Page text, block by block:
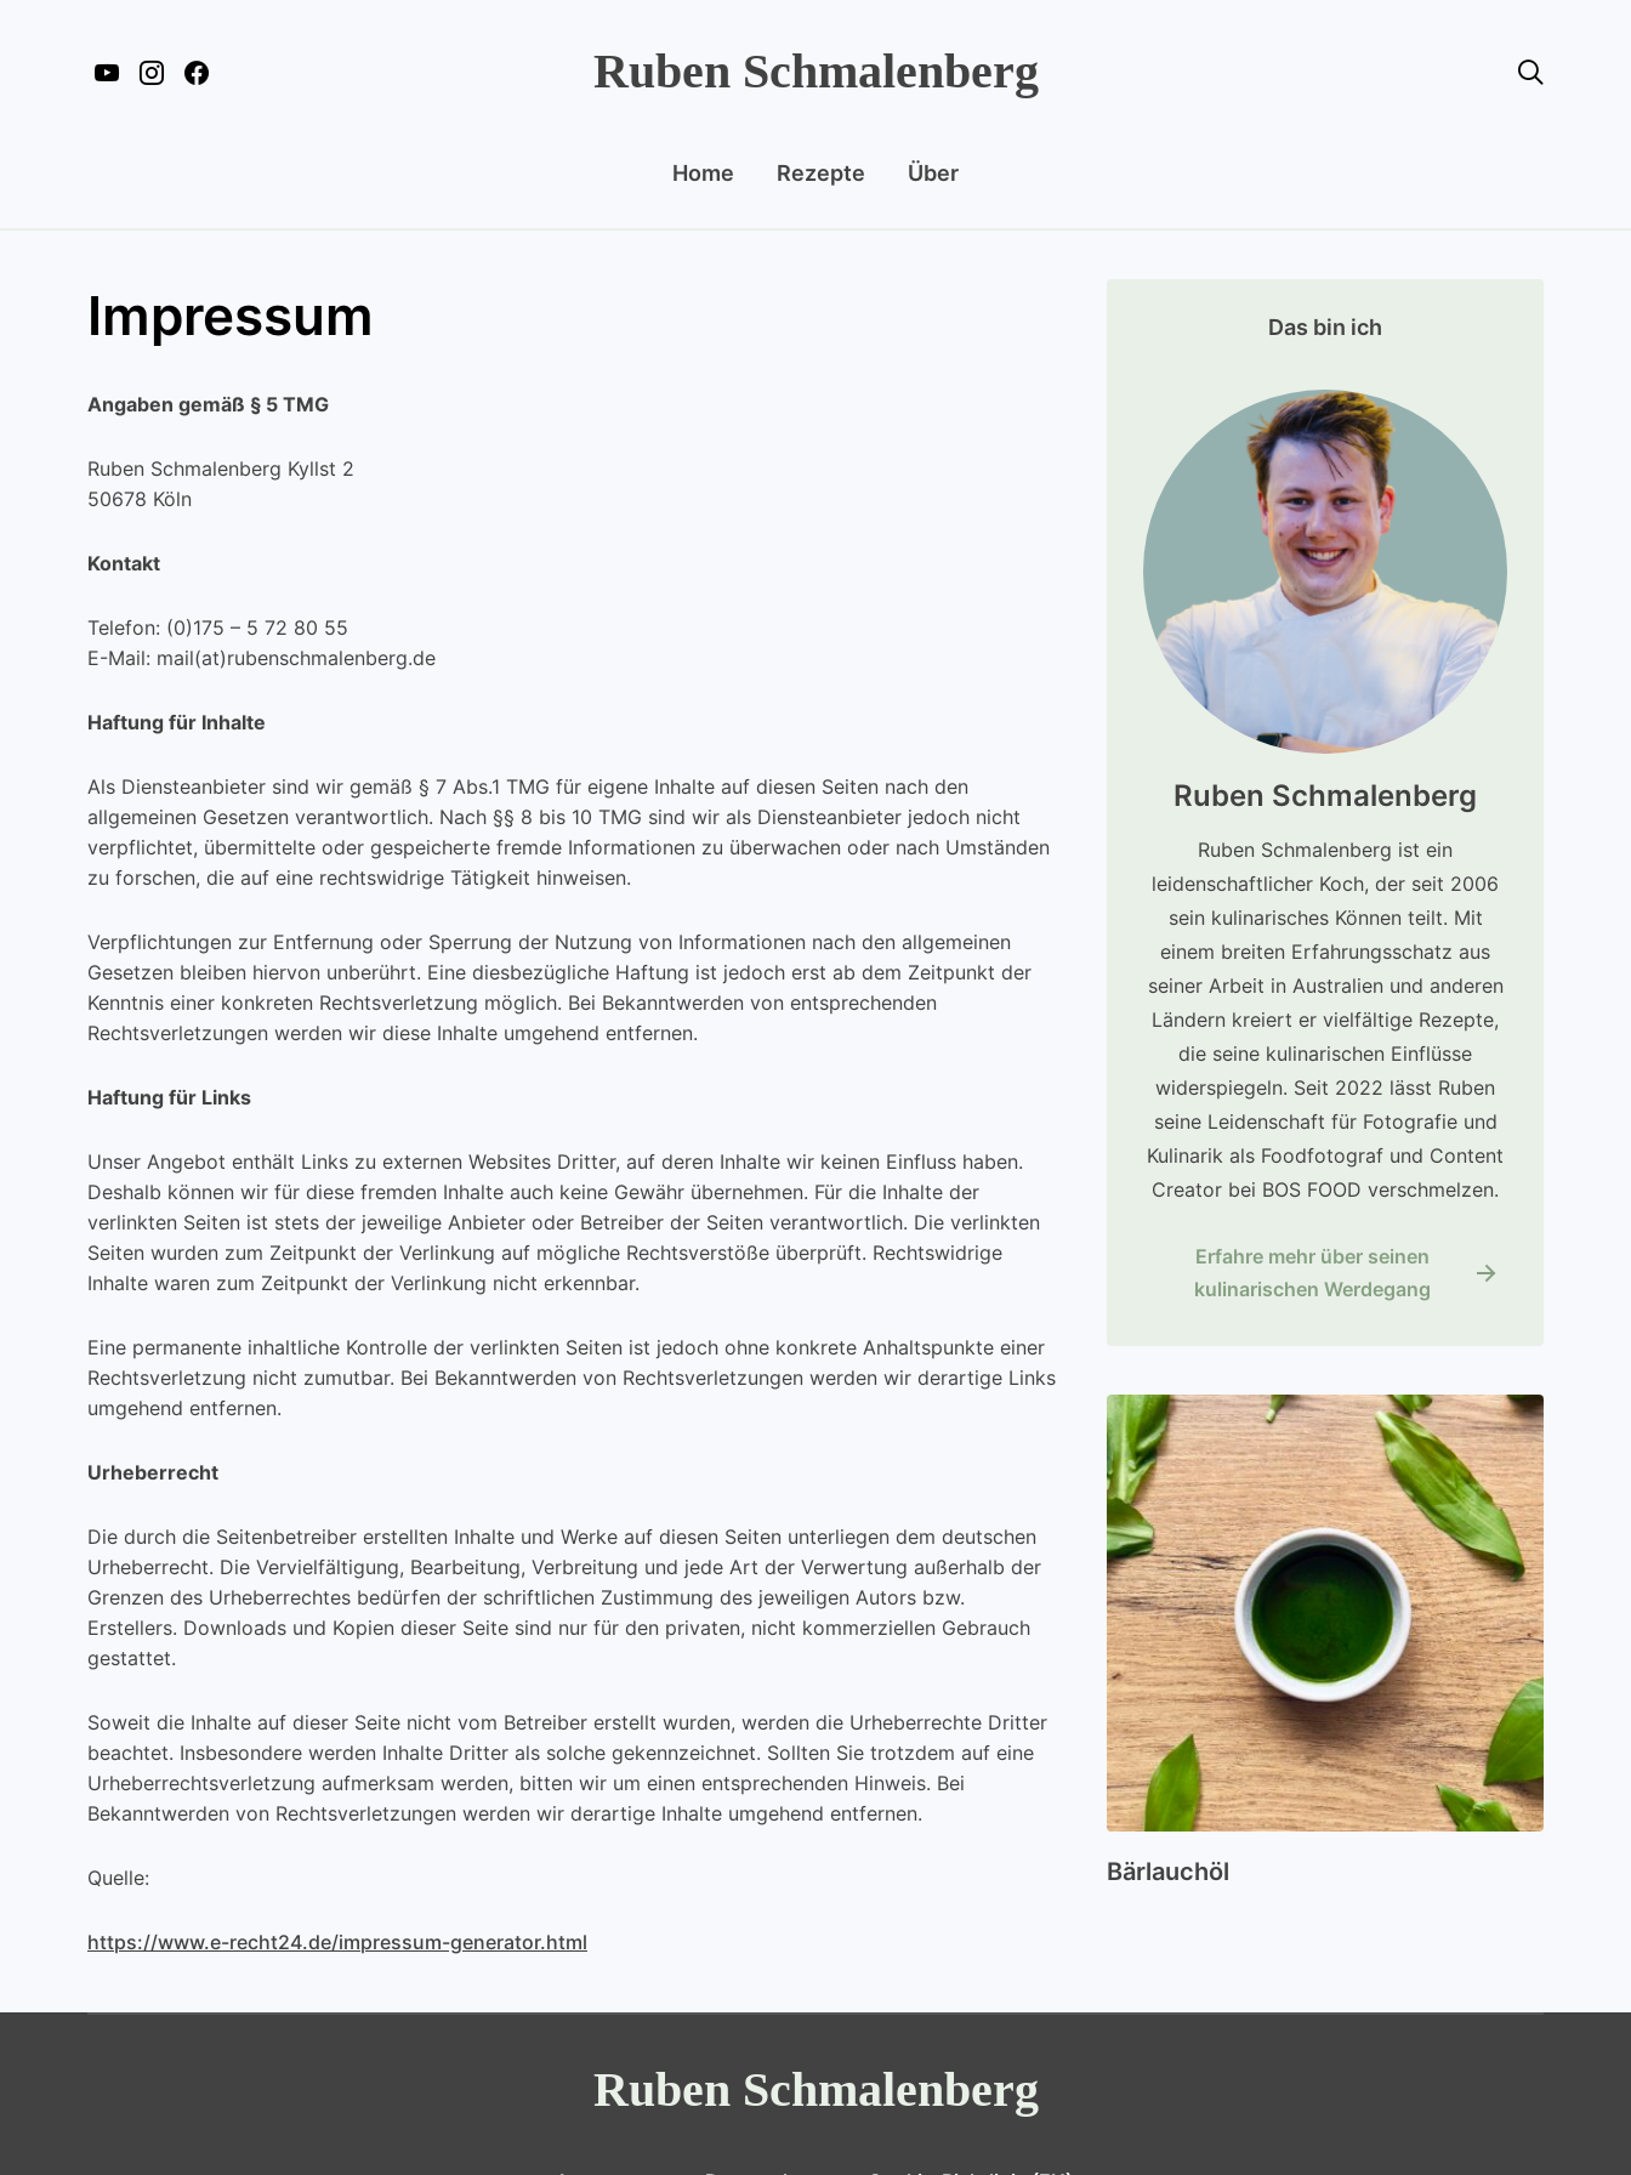
youtubeinstagramfacebook Ruben Schmalenberg 
Home Rezepte Über
Impressum
Angaben gemäß § 5 TMG
Ruben Schmalenberg Kyllst 2
50678 Köln
Kontakt
Telefon: (0)175 – 5 72 80 55
E-Mail: mail(at)rubenschmalenberg.de
Haftung für Inhalte
Als Diensteanbieter sind wir gemäß § 7 Abs.1 TMG für eigene Inhalte auf diesen Seiten nach den
allgemeinen Gesetzen verantwortlich. Nach §§ 8 bis 10 TMG sind wir als Diensteanbieter jedoch nicht
verpflichtet, übermittelte oder gespeicherte fremde Informationen zu überwachen oder nach Umständen
zu forschen, die auf eine rechtswidrige Tätigkeit hinweisen.
Verpflichtungen zur Entfernung oder Sperrung der Nutzung von Informationen nach den allgemeinen
Gesetzen bleiben hiervon unberührt. Eine diesbezügliche Haftung ist jedoch erst ab dem Zeitpunkt der
Kenntnis einer konkreten Rechtsverletzung möglich. Bei Bekanntwerden von entsprechenden
Rechtsverletzungen werden wir diese Inhalte umgehend entfernen.
Haftung für Links
Unser Angebot enthält Links zu externen Websites Dritter, auf deren Inhalte wir keinen Einfluss haben.
Deshalb können wir für diese fremden Inhalte auch keine Gewähr übernehmen. Für die Inhalte der
verlinkten Seiten ist stets der jeweilige Anbieter oder Betreiber der Seiten verantwortlich. Die verlinkten
Seiten wurden zum Zeitpunkt der Verlinkung auf mögliche Rechtsverstöße überprüft. Rechtswidrige
Inhalte waren zum Zeitpunkt der Verlinkung nicht erkennbar.
Eine permanente inhaltliche Kontrolle der verlinkten Seiten ist jedoch ohne konkrete Anhaltspunkte einer
Rechtsverletzung nicht zumutbar. Bei Bekanntwerden von Rechtsverletzungen werden wir derartige Links
umgehend entfernen.
Urheberrecht
Die durch die Seitenbetreiber erstellten Inhalte und Werke auf diesen Seiten unterliegen dem deutschen
Urheberrecht. Die Vervielfältigung, Bearbeitung, Verbreitung und jede Art der Verwertung außerhalb der
Grenzen des Urheberrechtes bedürfen der schriftlichen Zustimmung des jeweiligen Autors bzw.
Erstellers. Downloads und Kopien dieser Seite sind nur für den privaten, nicht kommerziellen Gebrauch
gestattet.
Soweit die Inhalte auf dieser Seite nicht vom Betreiber erstellt wurden, werden die Urheberrechte Dritter
beachtet. Insbesondere werden Inhalte Dritter als solche gekennzeichnet. Sollten Sie trotzdem auf eine
Urheberrechtsverletzung aufmerksam werden, bitten wir um einen entsprechenden Hinweis. Bei
Bekanntwerden von Rechtsverletzungen werden wir derartige Inhalte umgehend entfernen.
Quelle:
https://www.e-recht24.de/impressum-generator.html
Das bin ich
Ruben Schmalenberg
Ruben Schmalenberg ist ein
leidenschaftlicher Koch, der seit 2006
sein kulinarisches Können teilt. Mit
einem breiten Erfahrungsschatz aus
seiner Arbeit in Australien und anderen
Ländern kreiert er vielfältige Rezepte,
die seine kulinarischen Einflüsse
widerspiegeln. Seit 2022 lässt Ruben
seine Leidenschaft für Fotografie und
Kulinarik als Foodfotograf und Content
Creator bei BOS FOOD verschmelzen.
Erfahre mehr über seinen
kulinarischen Werdegang
Bärlauchöl
Ruben Schmalenberg